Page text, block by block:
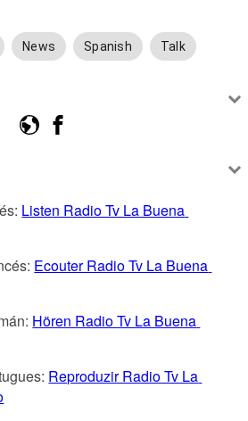
News Spanish Talk
Listen Radio Tv La Buena
Ecouter Radio Tv La Buena
Hören Radio Tv La Buena
Reproduzir Radio Tv La